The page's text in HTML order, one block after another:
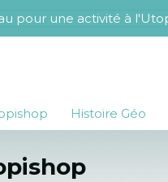
pour une activité à
Histoire Géo